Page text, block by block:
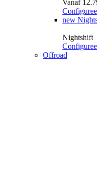
Vanaf
new
Nightshift
Offroad